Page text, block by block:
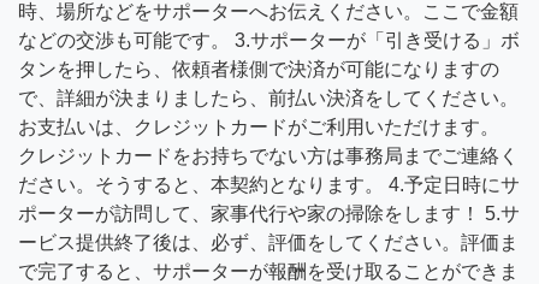
時、場所などをサポーターへお伝えください。ここで金額
などの交渉も可能です。 3.サポーターが「引き受ける」ボ
タンを押したら、依頼者様側で決済が可能になりますの
で、詳細が決まりましたら、前払い決済をしてください。
お支払いは、クレジットカードがご利用いただけます。
クレジットカードをお持ちでない方は事務局までご連絡く
ださい。そうすると、本契約となります。 4.予定日時にサ
ポーターが訪問して、家事代行や家の掃除をします！ 5.サ
ービス提供終了後は、必ず、評価をしてください。評価ま
で完了すると、サポーターが報酬を受け取ることができま